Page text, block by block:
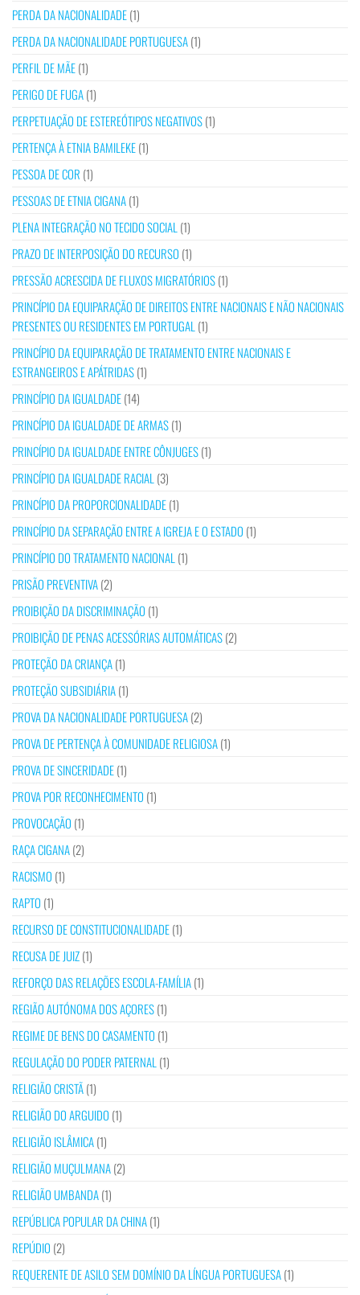
PERDA DA NACIONALIDADE(1)
PERDA DA NACIONALIDADE PORTUGUESA(1)
PERFIL DE MÃE(1)
PERIGO DE FUGA(1)
PERPETUAÇÃO DE ESTEREÓTIPOS NEGATIVOS(1)
PERTENÇA À ETNIA BAMILEKE(1)
PESSOA DE COR (1)
PESSOAS DE ETNIA CIGANA(1)
PLENA INTEGRAÇÃO NO TECIDO SOCIAL (1)
PRAZO DE INTERPOSIÇÃO DO RECURSO (1)
PRESSÃO ACRESCIDA DE FLUXOS MIGRATÓRIOS(1)
PRINCÍPIO DA EQUIPARAÇÃO DE DIREITOS ENTRE NACIONAIS E NÃO NACIONAIS
PRESENTES OU RESIDENTES EM PORTUGAL (1)
PRINCÍPIO DA EQUIPARAÇÃO DE TRATAMENTO ENTRE NACIONAIS E
ESTRANGEIROS E APÁTRIDAS(1)
PRINCÍPIO DA IGUALDADE(14)
PRINCÍPIO DA IGUALDADE DE ARMAS(1)
PRINCÍPIO DA IGUALDADE ENTRE CÔNJUGES(1)
PRINCÍPIO DA IGUALDADE RACIAL (3)
PRINCÍPIO DA PROPORCIONALIDADE(1)
PRINCÍPIO DA SEPARAÇÃO ENTRE A IGREJA E O ESTADO (1)
PRINCÍPIO DO TRATAMENTO NACIONAL (1)
PRISÃO PREVENTIVA(2)
PROIBIÇÃO DA DISCRIMINAÇÃO (1)
PROIBIÇÃO DE PENAS ACESSÓRIAS AUTOMÁTICAS(2)
PROTEÇÃO DA CRIANÇA(1)
PROTEÇÃO SUBSIDIÁRIA(1)
PROVA DA NACIONALIDADE PORTUGUESA(2)
PROVA DE PERTENÇA À COMUNIDADE RELIGIOSA(1)
PROVA DE SINCERIDADE(1)
PROVA POR RECONHECIMENTO (1)
PROVOCAÇÃO (1)
RAÇA CIGANA(2)
RACISMO (1)
RAPTO (1)
RECURSO DE CONSTITUCIONALIDADE(1)
RECUSA DE JUIZ(1)
REFORÇO DAS RELAÇÕES ESCOLA-FAMÍLIA(1)
REGIÃO AUTÓNOMA DOS AÇORES(1)
REGIME DE BENS DO CASAMENTO (1)
REGULAÇÃO DO PODER PATERNAL (1)
RELIGIÃO CRISTÃ(1)
RELIGIÃO DO ARGUIDO (1)
RELIGIÃO ISLÂMICA(1)
RELIGIÃO MUÇULMANA(2)
RELIGIÃO UMBANDA(1)
REPÚBLICA POPULAR DA CHINA(1)
REPÚDIO (2)
REQUERENTE DE ASILO SEM DOMÍNIO DA LÍNGUA PORTUGUESA(1)